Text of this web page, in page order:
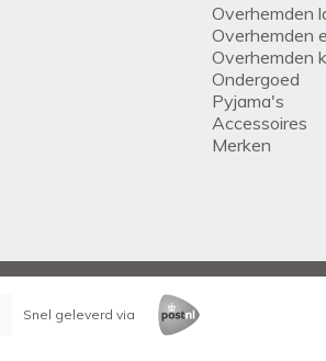
Overhemden
Overhemden
Overhemden
Ondergoed
Pyjama's
Accessoires
Merken
Snel geleverd via